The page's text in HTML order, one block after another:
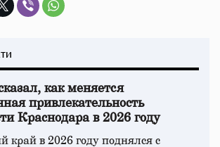
как меняется
привлекательность
Краснодара в 2026 году
край в 2026 году поднялся с